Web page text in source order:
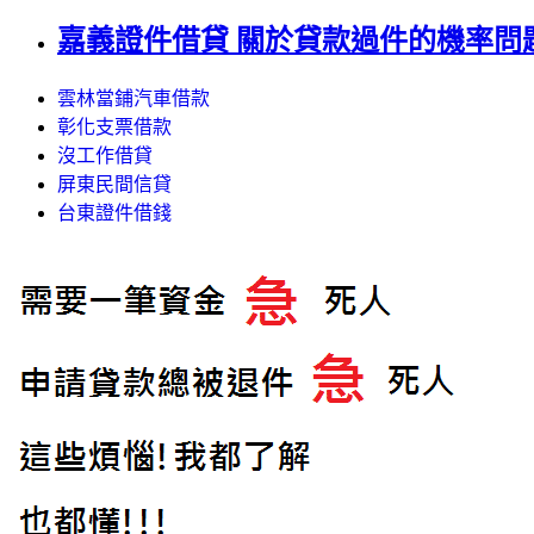
嘉義證件借貸 關於貸款過件的機率問
雲林當鋪汽車借款
彰化支票借款
沒工作借貸
屏東民間信貸
台東證件借錢